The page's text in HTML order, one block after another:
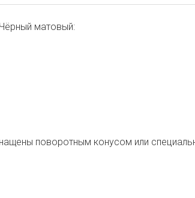
матовый:
поворотным конусом или